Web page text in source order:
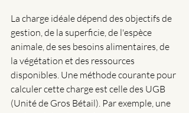
La charge idéale dépend des objectifs de
gestion, de la superficie, de l'espèce
animale, de ses besoins alimentaires, de
la végétation et des ressources
disponibles. Une méthode courante pour
calculer cette charge est celle des UGB
(Unité de Gros Bétail). Par exemple, une